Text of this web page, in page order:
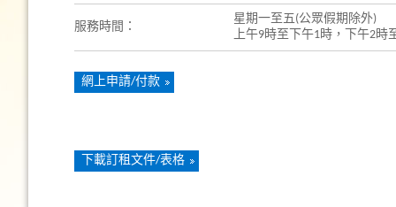
服務時間：
星期一至五(公眾假期除外)
上午9時至下午1時，下午2時
網上申請/付款
下載訂租文件/表格